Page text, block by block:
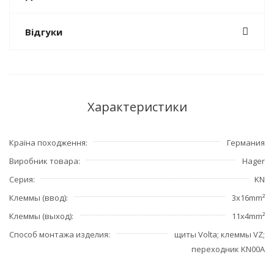
Відгуки
Характеристики
Країна походження
Германия
Виробник товара
Hager
Серия
KN
Клеммы (ввод)
3x16mm²
Клеммы (выход)
11x4mm²
Способ монтажа изделия
щиты Volta; клеммы VZ;
переходник KN00A